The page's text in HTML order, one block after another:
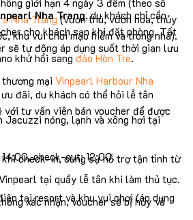
giới hạn 4 ngày 3 đêm (theo số
Nha Trang (vườn thú, vườn hoa, thủy
khu vui chơi mạo hiểm và trong nhà).
khứ hồi sang đảo Hòn Tre.
mại Vinpearl Harbour Nha
Jacuzzi nóng, lạnh và xông hơi tại
khi check-in, cùng sự hỗ trợ tận tình từ
tại resort và khu vui chơi (áp dụng
Nha Trang, du khách chỉ cần
cho khách sạn khi đặt phòng. Tất
sẽ tự động áp dụng suốt thời gian lưu
đãi, du khách có thể hỏi lễ tân
với tư vấn viên bán voucher để được
check-out: 12:00.
tại quầy lễ tân khi làm thủ tục.
xác nhận, voucher sẽ bị hủy và